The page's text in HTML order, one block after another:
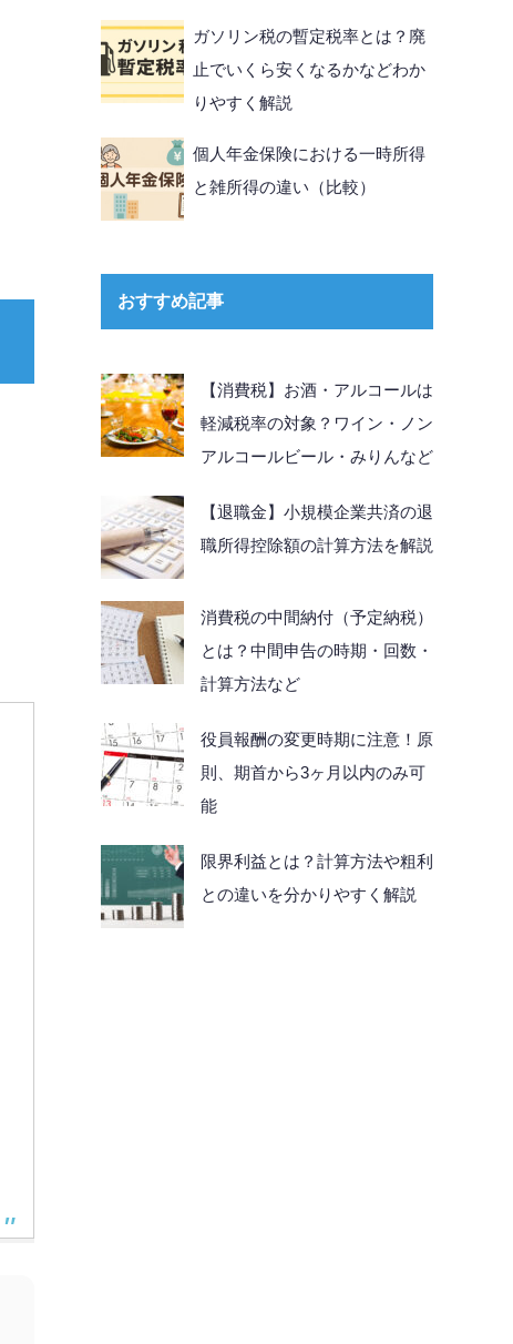
ガソリン税の暫定税率とは？廃
止でいくら安くなるかなどわか
りやすく解説
個人年金保険における一時所得
と雑所得の違い（比較）
おすすめ記事
【消費税】お酒・アルコールは
軽減税率の対象？ワイン・ノン
アルコールビール・みりんなど
【退職金】小規模企業共済の退
職所得控除額の計算方法を解説
消費税の中間納付（予定納税）
とは？中間申告の時期・回数・
計算方法など
役員報酬の変更時期に注意！原
則、期首から3ヶ月以内のみ可
能
限界利益とは？計算方法や粗利
との違いを分かりやすく解説